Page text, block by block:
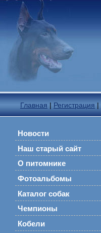
Главная | Регистрация |
Новости
Наш старый сайт
О питомнике
Фотоальбомы
Каталог собак
Чемпионы
Кобели